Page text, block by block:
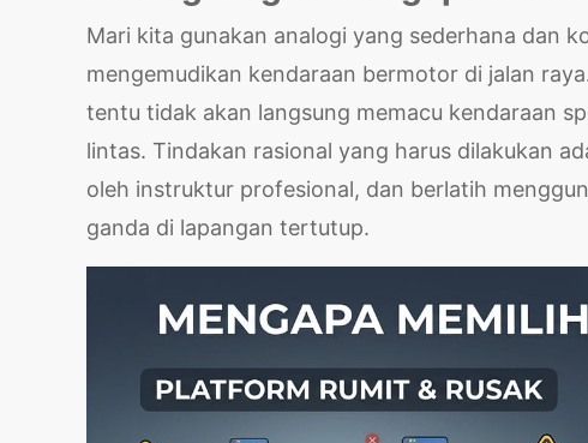
Mari kita gunakan analogi yang sederhana dan
mengemudikan kendaraan bermotor di jalan
tentu tidak akan langsung memacu kendaraan
lintas. Tindakan rasional yang harus dilakukan
oleh instruktur profesional, dan berlatih
ganda di lapangan tertutup.